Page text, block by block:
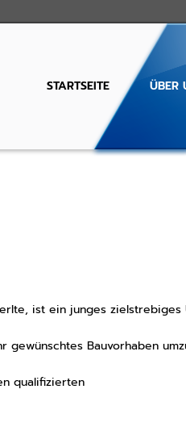
STARTSEITE ÜBER
ist ein junges zielstrebiges
Bauvorhaben
qualifizierten